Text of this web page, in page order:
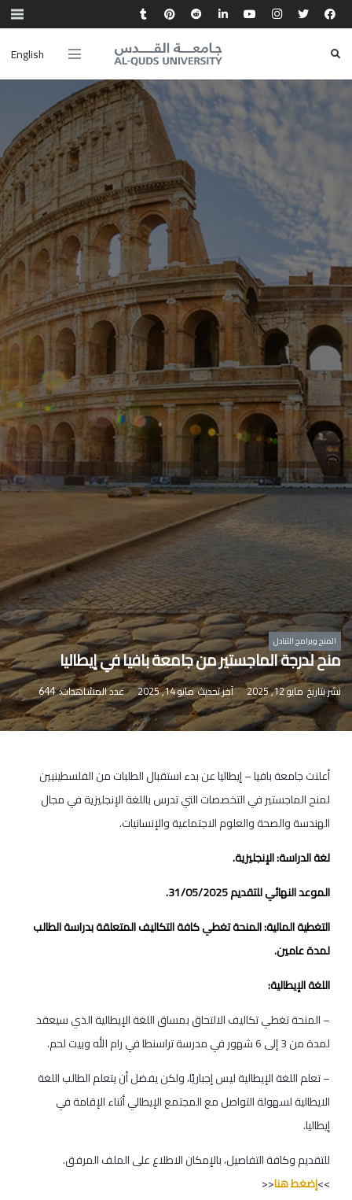
English
المنح وبرامج التبادل
منح لدرجة الماجستير من جامعة بافيا في إيطاليا
نشر بتاريخ مايو 12, 2025 آخر تحديث مايو 14, 2025 عدد المشاهدات: 644
أعلنت جامعة بافيا – إيطاليا عن بدء استقبال الطلبات من الفلسطينيين
لمنح الماجستير في التخصصات التي تدرس باللغة الإنجليزية في مجال
الهندسة والصحة والعلوم الاجتماعية والإنسانيات.
لغة الدراسة: الإنجليزية.
الموعد النهائي للتقديم 31/05/2025.
التغطية المالية: المنحة تغطي كافة التكاليف المتعلقة بدراسة الطالب
لمدة عامين.
اللغة الإيطالية:
– المنحة تغطي تكاليف الالتحاق بمساق اللغة الإيطالية الذي سيعقد
لمدة من 3 إلى 6 شهور في مدرسة تراسنطا في رام الله وبيت لحم.
– تعلم اللغة الإيطالية ليس إجباريًا، ولكن يفضل أن يتعلم الطالب اللغة
الايطالية لسهولة التواصل مع المجتمع الإيطالي أثناء الإقامة في
إيطاليا.
للتقديم وكافة التفاصيل، بالإمكان الاطلاع على الملف المرفق.
>>إضغط هنا<<